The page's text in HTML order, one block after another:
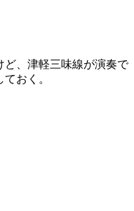
ど、津軽三味線が演奏で
おく。